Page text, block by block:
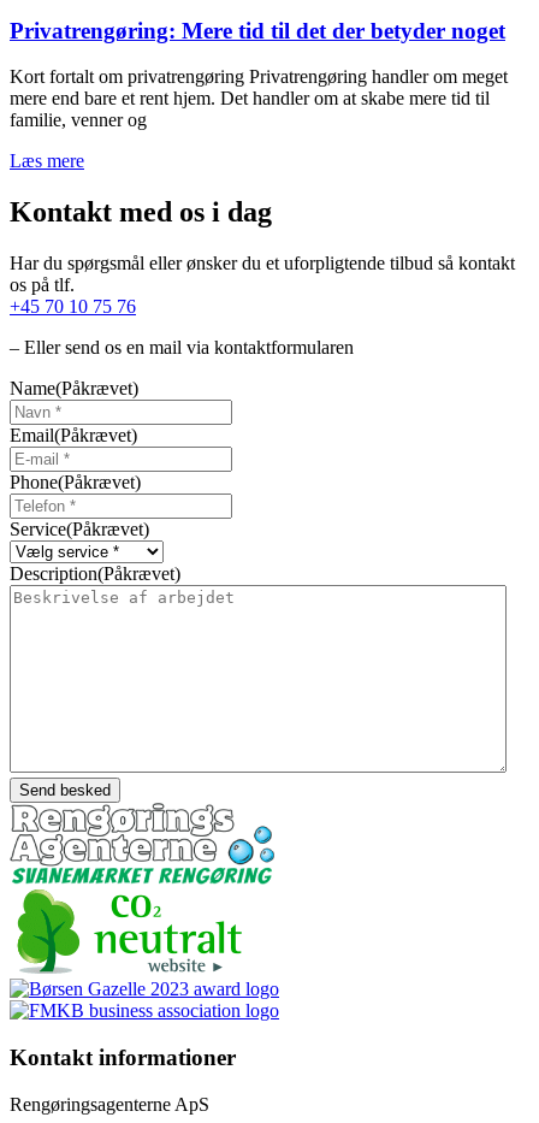
Privatrengøring: Mere tid til det der betyder noget
Kort fortalt om privatrengøring Privatrengøring handler om meget
mere end bare et rent hjem. Det handler om at skabe mere tid til
familie, venner og
Læs mere
Kontakt med os i dag
Har du spørgsmål eller ønsker du et uforpligtende tilbud så kontakt
os på tlf.
+45 70 10 75 76
– Eller send os en mail via kontaktformularen
Name(Påkrævet)
Email(Påkrævet)
Phone(Påkrævet)
Service(Påkrævet)
Description(Påkrævet)
Kontakt informationer
Rengøringsagenterne ApS